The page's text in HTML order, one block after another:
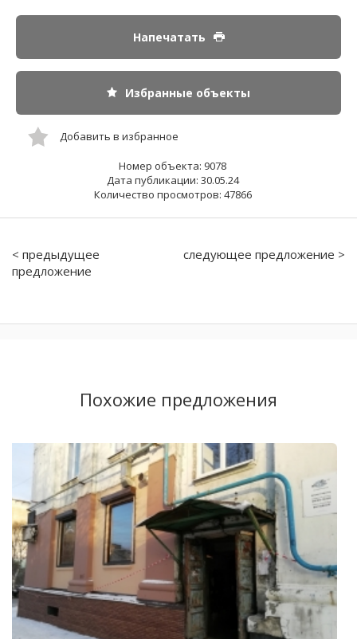
Напечатать
Избранные объекты
Добавить в избранное
Номер объекта: 9078
Дата публикации: 30.05.24
Количество просмотров: 47866
< предыдущее
предложение
следующее предложение >
Похожие предложения